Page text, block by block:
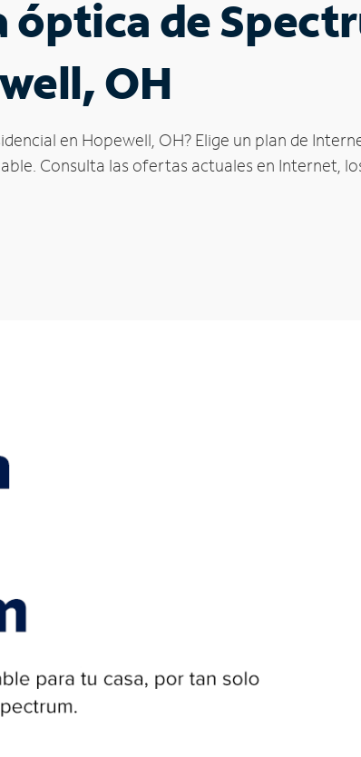
de
OH
en Hopewell, OH? Elige un plan de
Consulta las ofertas actuales en Internet,